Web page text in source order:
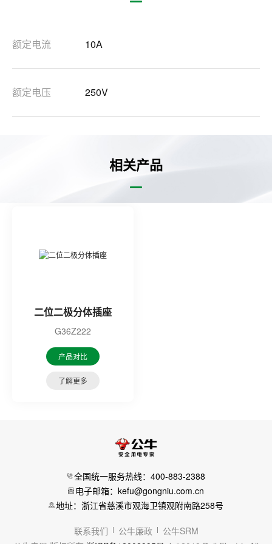
额定电流 10A
额定电压 250V
相关产品
二位二极分体插座
G36Z222
产品对比
了解更多
全国统一服务热线：400-883-2388
电子邮箱：kefu@gongniu.com.cn
地址：浙江省慈溪市观海卫镇观附南路258号
联系我们 公牛廉政
公牛SRM